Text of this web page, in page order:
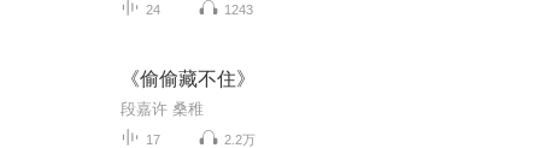
24 1243
《偷偷藏不住》
段嘉许 桑稚
17 2.2万